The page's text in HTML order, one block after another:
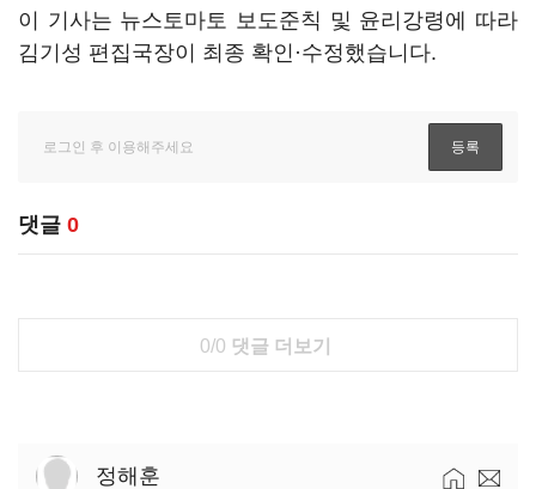
이 기사는 뉴스토마토 보도준칙 및 윤리강령에 따라
김기성 편집국장이 최종 확인·수정했습니다.
댓글 0
0/0 댓글 더보기
정해훈